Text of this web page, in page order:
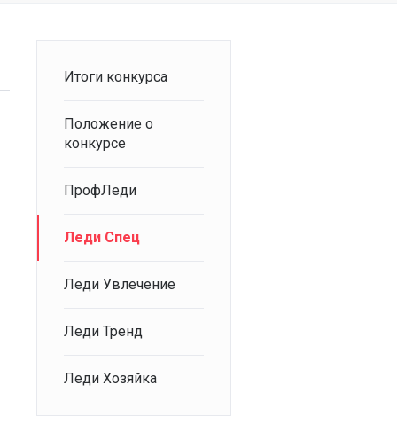
Итоги конкурса
Положение о
конкурсе
ПрофЛеди
Леди Спец
Леди Увлечение
Леди Тренд
Леди Хозяйка